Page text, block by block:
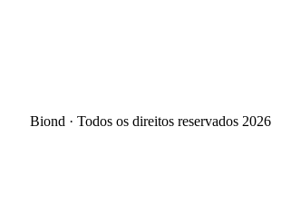
Biond · Todos os direitos reservados 2026